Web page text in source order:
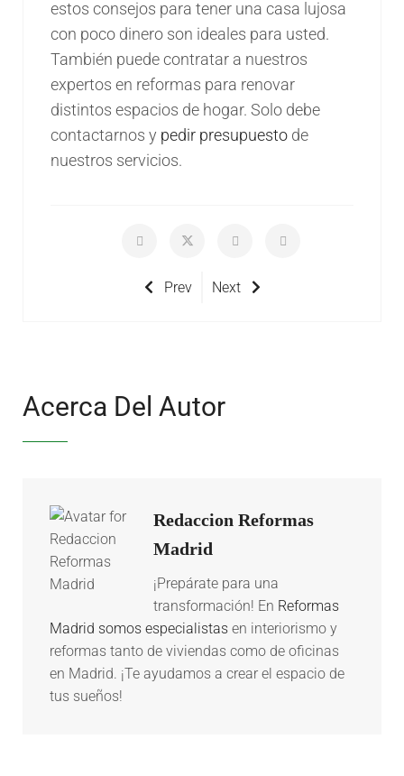
estos consejos para tener una casa lujosa
con poco dinero son ideales para usted.
También puede contratar a nuestros
expertos en reformas para renovar
distintos espacios de hogar. Solo debe
contactarnos y pedir presupuesto de
nuestros servicios.
Prev Next
Acerca Del Autor
Redaccion Reformas
Madrid
¡Prepárate para una
transformación! En Reformas
Madrid somos especialistas en interiorismo y
reformas tanto de viviendas como de oficinas
en Madrid. ¡Te ayudamos a crear el espacio de
tus sueños!